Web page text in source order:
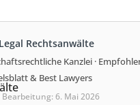
Rechtsanwälte
Kanzlei ·
& Best Lawyers
6. Mai 2026